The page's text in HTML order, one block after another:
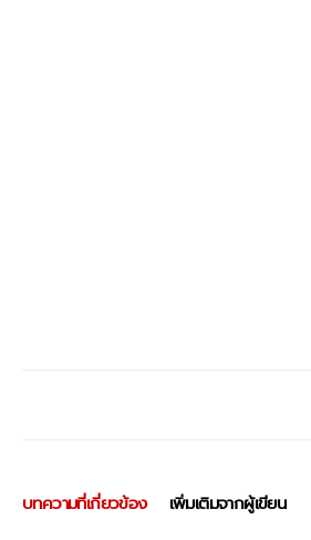
บทความที่เกี่ยวข้อง เพิ่มเติมจากผู้เขียน